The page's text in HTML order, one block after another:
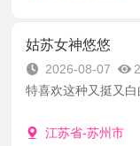
姑苏女神悠悠
2026-08-07
特喜欢这种又挺又白
江苏省-苏州市